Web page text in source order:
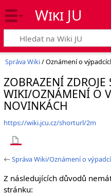
Wiki JU
Správa Wiki/ Oznámení o
ZOBRAZENÍ ZDROJE
WIKI/OZNÁMENÍ O
NOVINKÁCH
https://wiki.jcu.cz/shorturl/2m
←Správa Wiki/Oznámení o
Z následujících důvodů
stránku: